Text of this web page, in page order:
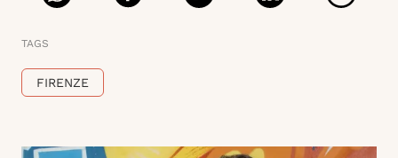
TAGS
FIRENZE